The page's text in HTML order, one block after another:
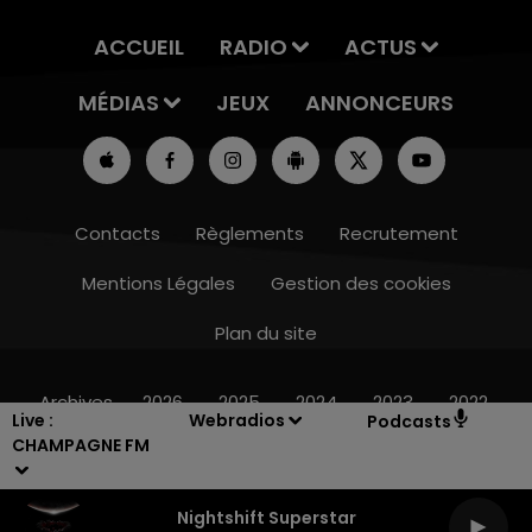
Live :
CHAMPAGNE FM
Webradios Podcasts
Nightshift Superstar
16h00 - 20h00
ACCUEIL RADIO
ACTUS
MÉDIAS
JEUX ANNONCEURS
Contacts Règlements
Recrutement
Mentions Légales
Gestion des cookies
Plan du site
Archives 2026 2025 2024 2023 2022